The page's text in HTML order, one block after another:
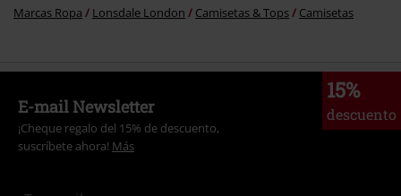
Marcas Ropa Lonsdale London Camisetas & Tops Camisetas
15%
descuento
E-mail Newsletter
¡Cheque regalo del 15% de descuento,
suscríbete ahora! Más